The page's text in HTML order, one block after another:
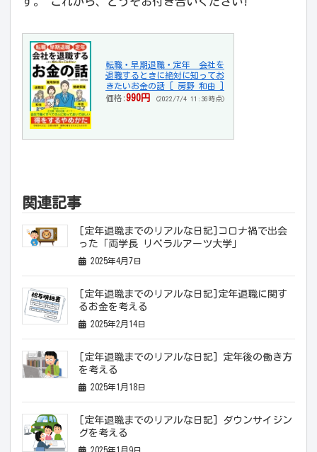
転職・早期退職・定年 会社を
退職するときに絶対に知ってお
きたいお金の話 [ 房野 和由 ]
価格:990円 (2022/7/4 11:36時点)
関連記事
[定年退職までのリアルな日記]コロナ禍で出会
った「両学長 リベラルアーツ大学」
2025年4月7日
[定年退職までのリアルな日記]定年退職に関す
るお金を考える
2025年2月14日
[定年退職までのリアルな日記] 定年後の働き方
を考える
2025年1月18日
[定年退職までのリアルな日記] ダウンサイジン
グを考える
2025年1月9日